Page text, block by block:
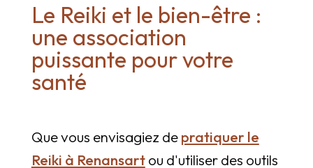
Le Reiki et le bien-être :
une association
puissante pour votre
santé
Que vous envisagiez depratiquer le
Reiki à Renansartou d'utiliser des outils